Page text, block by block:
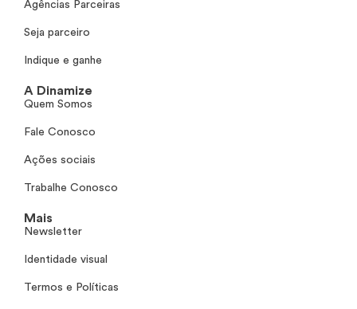
Agências Parceiras
Seja parceiro
Indique e ganhe
A Dinamize
Quem Somos
Fale Conosco
Ações sociais
Trabalhe Conosco
Mais
Newsletter
Identidade visual
Termos e Políticas